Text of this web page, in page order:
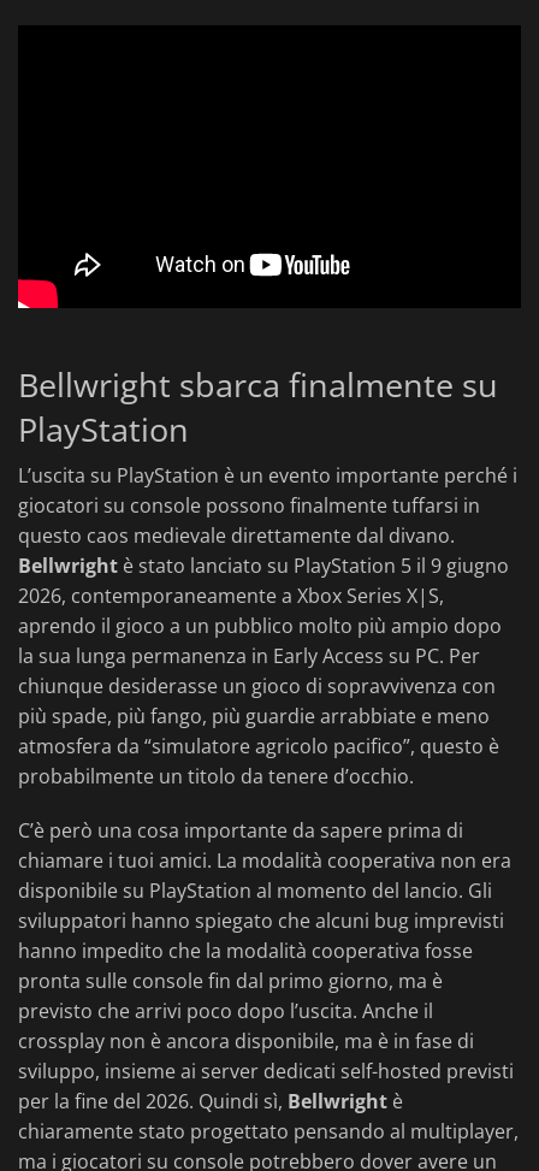
Bellwright sbarca finalmente su
PlayStation
L’uscita su PlayStation è un evento importante perché i
giocatori su console possono finalmente tuffarsi in
questo caos medievale direttamente dal divano.
Bellwright è stato lanciato su PlayStation 5 il 9 giugno
2026, contemporaneamente a Xbox Series X|S,
aprendo il gioco a un pubblico molto più ampio dopo
la sua lunga permanenza in Early Access su PC. Per
chiunque desiderasse un gioco di sopravvivenza con
più spade, più fango, più guardie arrabbiate e meno
atmosfera da “simulatore agricolo pacifico”, questo è
probabilmente un titolo da tenere d’occhio.
C’è però una cosa importante da sapere prima di
chiamare i tuoi amici. La modalità cooperativa non era
disponibile su PlayStation al momento del lancio. Gli
sviluppatori hanno spiegato che alcuni bug imprevisti
hanno impedito che la modalità cooperativa fosse
pronta sulle console fin dal primo giorno, ma è
previsto che arrivi poco dopo l’uscita. Anche il
crossplay non è ancora disponibile, ma è in fase di
sviluppo, insieme ai server dedicati self-hosted previsti
per la fine del 2026. Quindi sì, Bellwright è
chiaramente stato progettato pensando al multiplayer,
ma i giocatori su console potrebbero dover avere un